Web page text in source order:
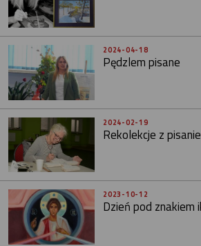
2024-04-18
Pędzlem pisane
2024-02-19
Rekolekcje z
2023-10-12
Dzień pod znakiem